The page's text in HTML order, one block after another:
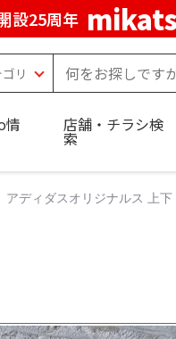
設25周年
情 店舗・チラシ検
索
アディダスオリジナルス 上